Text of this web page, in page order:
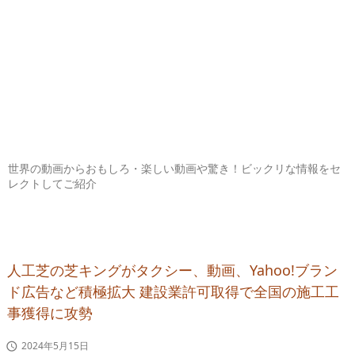
世界の動画からおもしろ・楽しい動画や驚き！ビックリな情報をセ
レクトしてご紹介
人工芝の芝キングがタクシー、動画、Yahoo!ブラン
ド広告など積極拡大 建設業許可取得で全国の施工工
事獲得に攻勢
 2024年5月15日